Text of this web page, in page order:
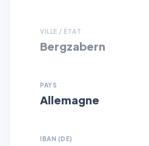
VILLE / ÉTAT
Bergzabern
PAYS
Allemagne
IBAN (DE)